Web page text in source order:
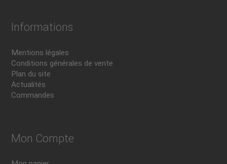
Informations
Mentions légales
Conditions générales de vente
Plan du site
Actualités
Commandes
Mon Compte